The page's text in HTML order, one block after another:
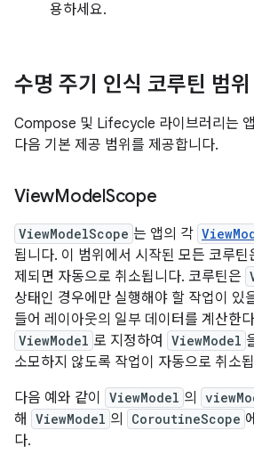
용하세요.
수명 주기 인식 코루틴 범위
Compose 및 Lifecycle 라이브러리는
다음 기본 제공 범위를 제공합니다.
ViewModelScope
ViewModelScope 는 앱의 각
됩니다. 이 범위에서 시작된 모든 코루틴
제되면 자동으로 취소됩니다. 코루틴은
상태인 경우에만 실행해야 할 작업이 있
들어 레이아웃의 일부 데이터를 계산한
ViewModel 로 지정하여 ViewModel
소모하지 않도록 작업이 자동으로 취소
다음 예와 같이
ViewModel 의
해
ViewModel 의 CoroutineScope
다.